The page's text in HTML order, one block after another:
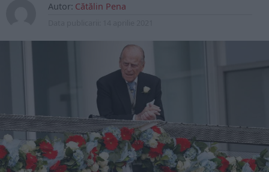
Autor: Cătălin Pena